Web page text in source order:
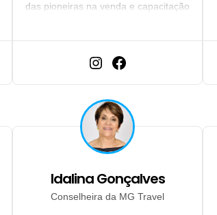
das pioneiras na venda e capacitação
marítimo. Membro do conselho da
e de WTM.
Idalina Gonçalves
Conselheira da MG Travel